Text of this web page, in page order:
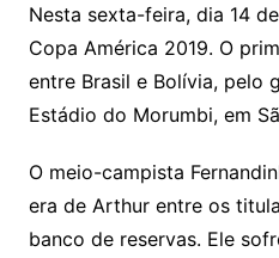
Nesta sexta-feira, dia 14
Copa América 2019. O
entre Brasil e Bolívia, pelo
Estádio do Morumbi, em
O meio-campista
era de Arthur entre os
banco de reservas. Ele